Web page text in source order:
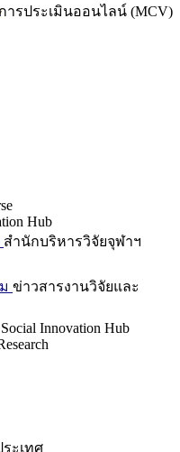
การประเมินออนไลน์ (MCV)
Hub
สำนักบริหารวิจัยจุฬาฯ
ข่าวสารงานวิจัยและ
Innovation Hub
ะเทศ